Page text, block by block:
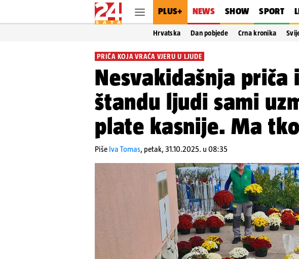
PLUS+ NEWS SHOW SPORT
Hrvatska Dan pobjede Crna kronika
PRIČA KOJA VRAĆA VJERU U LJUDE
Nesvakidašnja priča
štandu ljudi sami
plate kasnije. Ma
Piše Iva Tomas, petak, 31.10.2025. u 08:35